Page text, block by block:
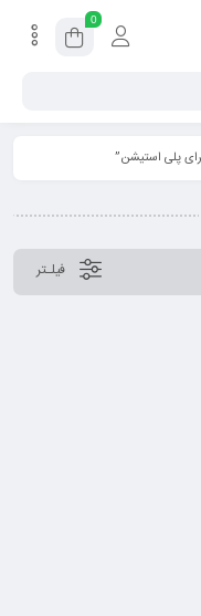
0
فیلـتر